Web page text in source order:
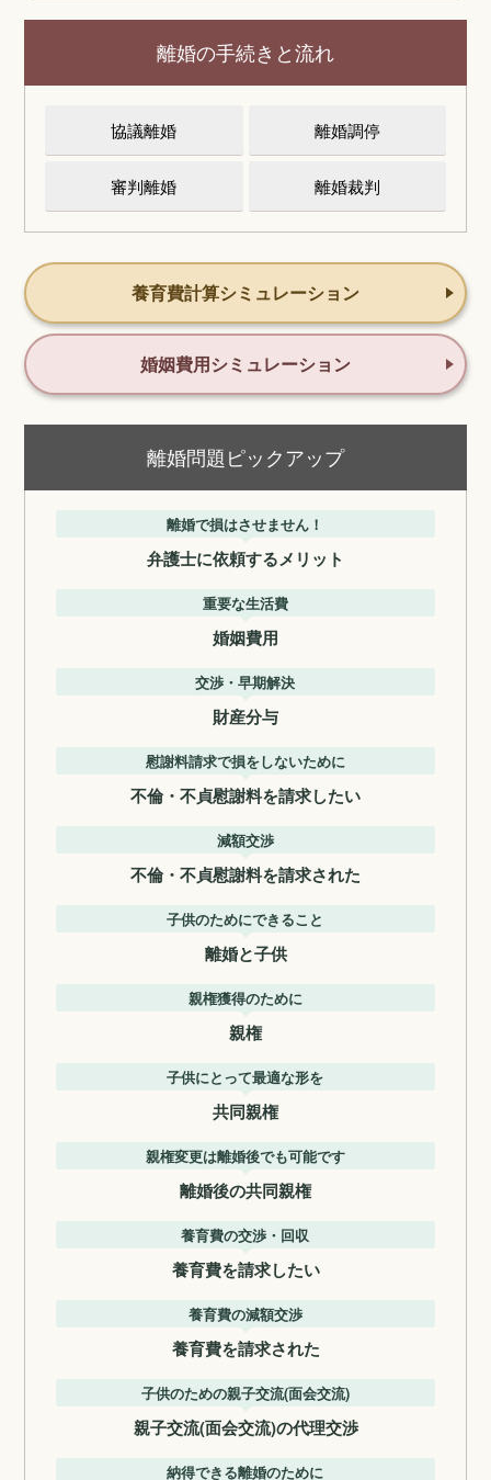
離婚の手続きと流れ
協議離婚 離婚調停
審判離婚 離婚裁判
養育費計算シミュレーション
婚姻費用シミュレーション
離婚問題ピックアップ
離婚で損はさせません！
弁護士に依頼するメリット
重要な生活費
婚姻費用
交渉・早期解決
財産分与
慰謝料請求で損をしないために
不倫・不貞慰謝料を請求したい
減額交渉
不倫・不貞慰謝料を請求された
子供のためにできること
離婚と子供
親権獲得のために
親権
子供にとって最適な形を
共同親権
親権変更は離婚後でも可能です
離婚後の共同親権
養育費の交渉・回収
養育費を請求したい
養育費の減額交渉
養育費を請求された
子供のための親子交流(面会交流)
親子交流(面会交流)の代理交渉
納得できる離婚のために